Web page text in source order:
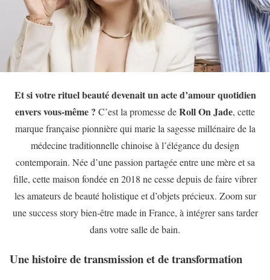
Et si votre rituel beauté devenait un acte d’amour quotidien
envers vous-même ? C’est la promesse deRoll On Jade, cette
marque française pionnière qui marie la sagesse millénaire de la
médecine traditionnelle chinoise à l’élégance du design
contemporain. Née d’une passion partagée entre une mère et sa
fille, cette maison fondée en 2018 ne cesse depuis de faire vibrer
les amateurs de beauté holistique et d’objets précieux. Zoom sur
une success story bien-être made in France, à intégrer sans tarder
dans votre salle de bain.
Une histoire de transmission et de transformation